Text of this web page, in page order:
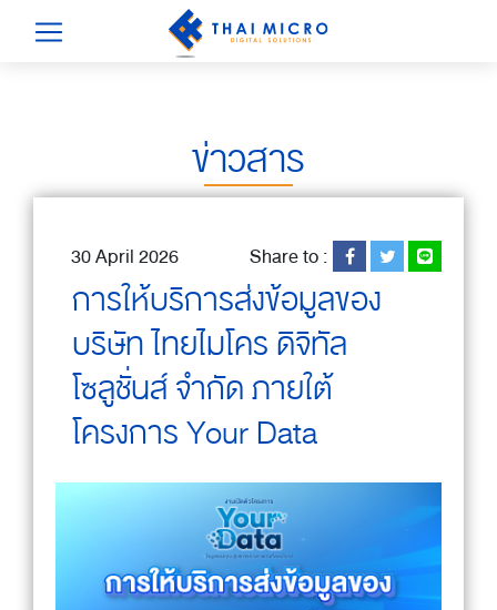
ข่าวสาร
30 April 2026 Share to :
การให้บริการส่งข้อมูลของ
บริษัท ไทยไมโคร ดิจิทัล
โซลูชั่นส์ จำกัด ภายใต้
โครงการ Your Data